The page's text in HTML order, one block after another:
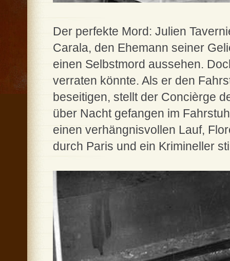
Der perfekte Mord: Julien
Carala, den Ehemann seiner
einen Selbstmord aussehen.
verraten könnte. Als er den
beseitigen, stellt der Concièrge
über Nacht gefangen im
einen verhängnisvollen Lauf,
durch Paris und ein Krimineller